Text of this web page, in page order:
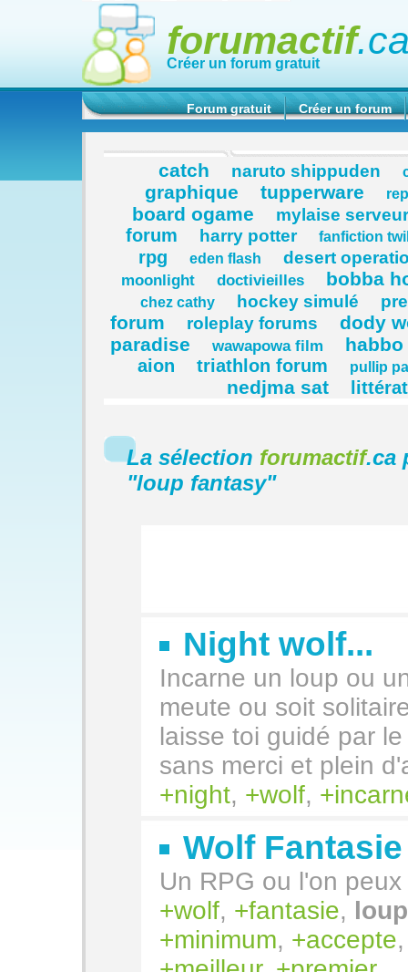
forumactif
Créer un forum gratuit
Forum gratuit Créer un forum
catch naruto shippuden
graphique tupperware
board ogame mylaise
forum harry potter fanfiction
rpg eden flash desert
moonlight doctivieilles bobba
chez cathy hockey simulé
forum roleplay forums
dody
paradise
wawapowa film habbo
aion triathlon forum pullip
nedjma sat
La sélection forumactif.ca
"loup fantasy"
Night wolf...
Incarne un loup ou
meute ou soit
laisse toi guidé par
sans merci et plein
night, wolf,
Wolf Fantasie
Un RPG ou l'on
wolf, fantasie, loup
minimum, accepte